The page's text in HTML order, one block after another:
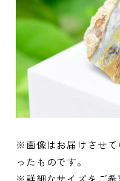
※画像はお届けさせて
ったものです。